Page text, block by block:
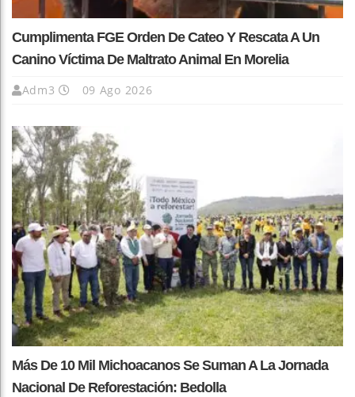
Cumplimenta FGE Orden De Cateo Y Rescata A Un
Canino Víctima De Maltrato Animal En Morelia
Adm3 09 Ago 2026
Más De 10 Mil Michoacanos Se Suman A La Jornada
Nacional De Reforestación: Bedolla